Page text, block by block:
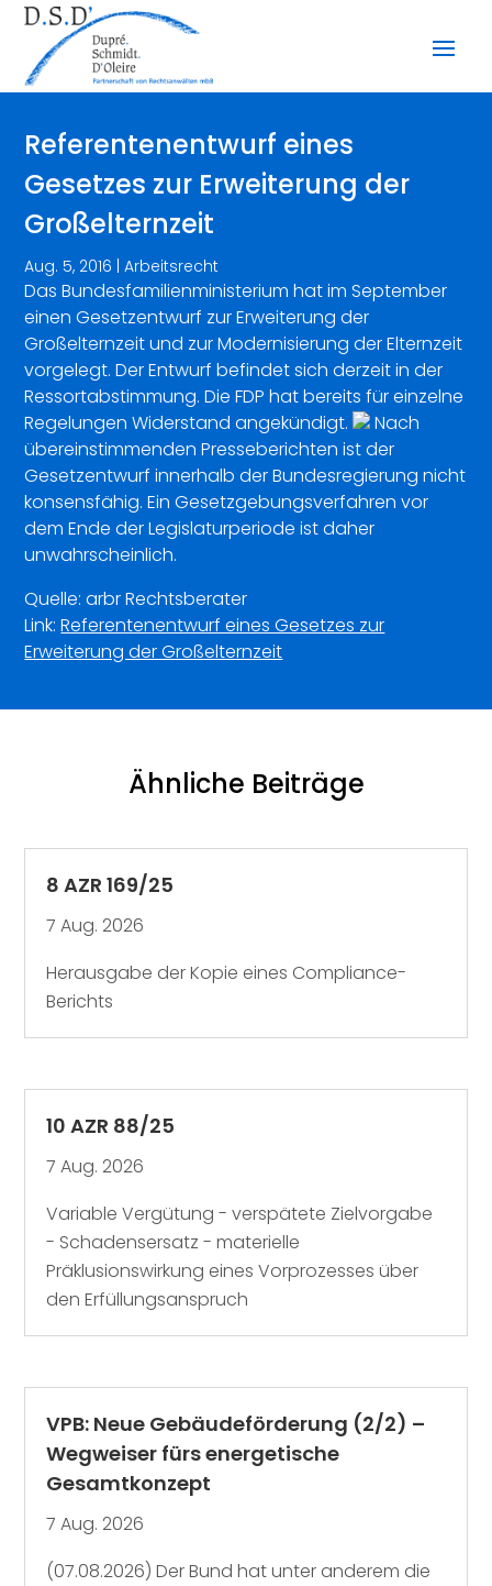
Referentenentwurf eines
Gesetzes zur Erweiterung der
Großelternzeit
Aug. 5, 2016 |Arbeitsrecht
Das Bundesfamilienministerium hat im September
einen Gesetzentwurf zur Erweiterung der
Großelternzeit und zur Modernisierung der Elternzeit
vorgelegt. Der Entwurf befindet sich derzeit in der
Ressortabstimmung. Die FDP hat bereits für einzelne
Regelungen Widerstand angekündigt.
Nach
übereinstimmenden Presseberichten ist der
Gesetzentwurf innerhalb der Bundesregierung nicht
konsensfähig. Ein Gesetzgebungsverfahren vor
dem Ende der Legislaturperiode ist daher
unwahrscheinlich.
Quelle: arbr Rechtsberater
Link:Referentenentwurf eines Gesetzes zur
Erweiterung der Großelternzeit
Ähnliche Beiträge
8 AZR 169/25
7 Aug. 2026
Herausgabe der Kopie eines Compliance-
Berichts
10 AZR 88/25
7 Aug. 2026
Variable Vergütung - verspätete Zielvorgabe
- Schadensersatz - materielle
Präklusionswirkung eines Vorprozesses über
den Erfüllungsanspruch
VPB: Neue Gebäudeförderung (2/2) –
Wegweiser fürs energetische
Gesamtkonzept
7 Aug. 2026
(07.08.2026) Der Bund hat unter anderem die